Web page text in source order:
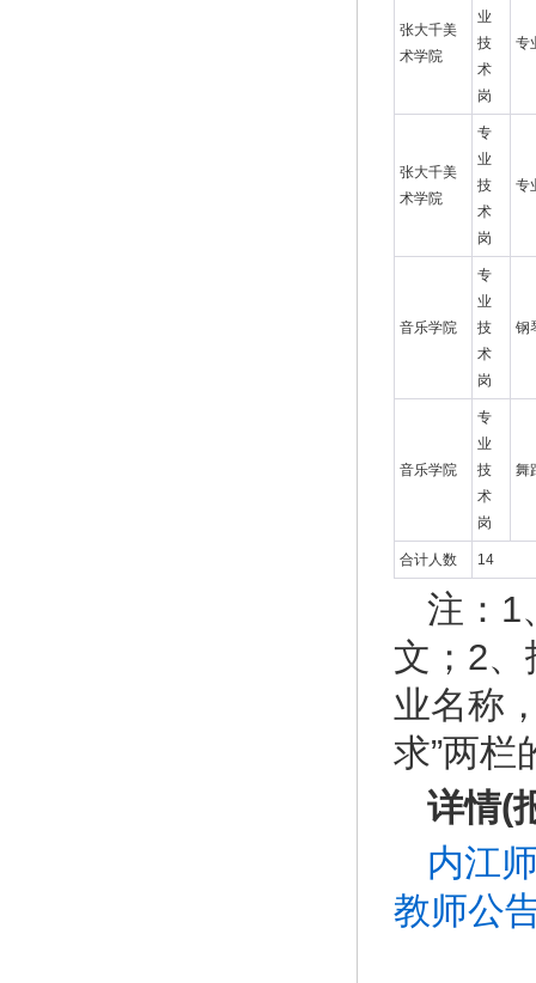
张大千美
术学院
业
技
术
岗
专
张大千美
术学院
专
业
技
术
岗
专
音乐学院
专
业
技
术
岗
钢
音乐学院
专
业
技
术
岗
舞
合计人数 14
注：1
文；2
业名称
求”两栏
详情(
内江
教师公